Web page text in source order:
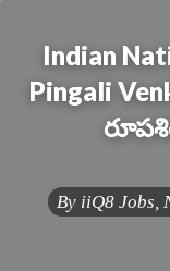
Indian
Pingali
By iiQ8 Jobs,